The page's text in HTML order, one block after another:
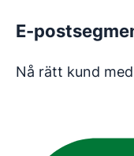
E-
Nå rätt kund